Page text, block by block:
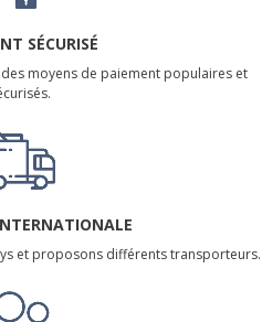
SÉCURISÉ
moyens de paiement populaires et
et proposons différents transporteurs.